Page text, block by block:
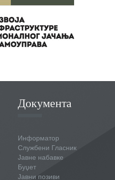
Документа
Информатор
Службени Гласник
Јавне набавке
Буџет
Јавни позиви